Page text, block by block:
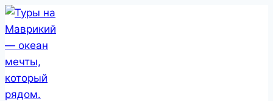
Перейти
к
содержимому